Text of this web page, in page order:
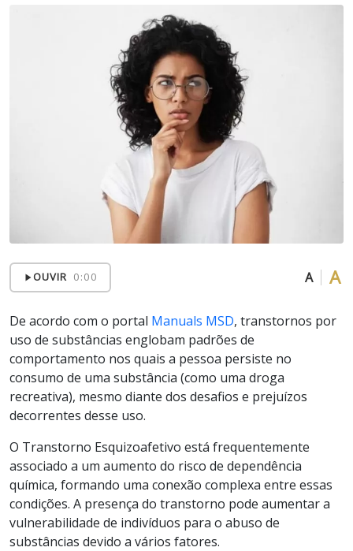
OUVIR 0:00 A A
De acordo com o portal Manuals MSD, transtornos por
uso de substâncias englobam padrões de
comportamento nos quais a pessoa persiste no
consumo de uma substância (como uma droga
recreativa), mesmo diante dos desafios e prejuízos
decorrentes desse uso.
O Transtorno Esquizoafetivo está frequentemente
associado a um aumento do risco de dependência
química, formando uma conexão complexa entre essas
condições. A presença do transtorno pode aumentar a
vulnerabilidade de indivíduos para o abuso de
substâncias devido a vários fatores.